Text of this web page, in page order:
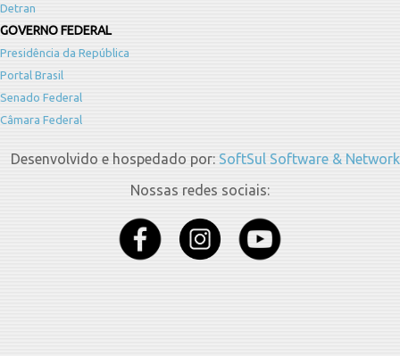
Detran
GOVERNO FEDERAL
Presidência da República
Portal Brasil
Senado Federal
Câmara Federal
Desenvolvido e hospedado por: SoftSul Software & Network
Nossas redes sociais: